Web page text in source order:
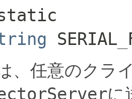
、任意のクラ
に